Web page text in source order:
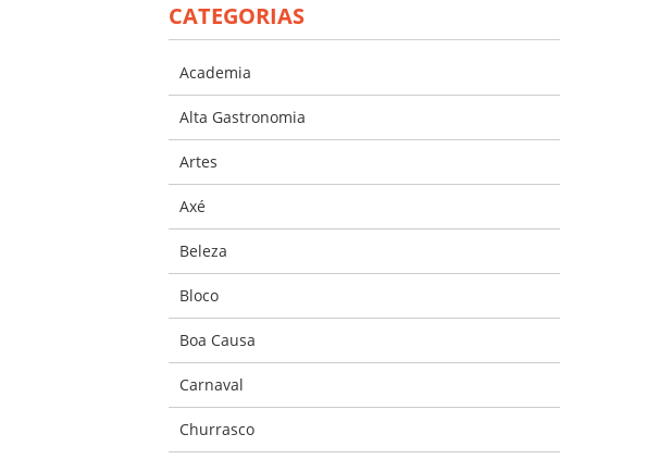
CATEGORIAS
Academia
Alta Gastronomia
Artes
Axé
Beleza
Bloco
Boa Causa
Carnaval
Churrasco